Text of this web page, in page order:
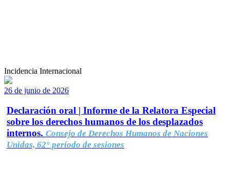
Incidencia Internacional
26 de junio de 2026
Declaración oral | Informe de la Relatora Especial
sobre los derechos humanos de los desplazados
internos. Consejo de Derechos Humanos de Naciones
Unidas, 62° período de sesiones